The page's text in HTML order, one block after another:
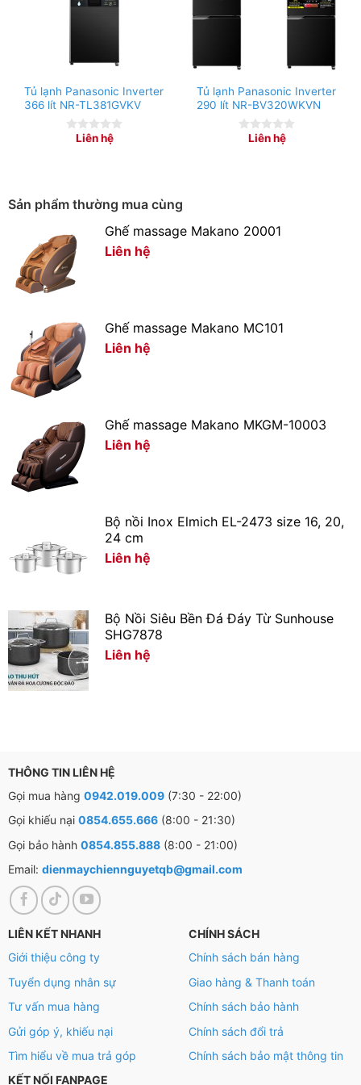
Tiết kiệm điện năng tiêu thụ hiệu quả với công nghệ
Digital Inverter
Tủ lạnh Samsung sử dụng máy nén biến tần Digital
Inverter tự động vận hành, điều chỉnh làm lạnh theo 5
cấp độ. Công nghệ này giúp tủ lạnh tiết kiệm điện năng,
hoạt động êm ái và bộ máy có độ bền cao hơn.
Loại bỏ mùi hôi khó chịu với bộ lọc khử mùi than hoạt
tính
bên trong tủ lạnh, cho không khí lạnh được trong lành.
Nhờ vậy sẽ bảo quản thực phẩm được tươi ngon lâu
Khí lạnh lan tỏa đều nhờ công nghệ làm lạnh vòm
Tủ lạnh Panasonic Inverter
366 lít NR-TL381GVKV
Liên hệ
Tủ lạnh Panasonic Inverter
290 lít NR-BV320WKVN
Liên hệ
Sản phẩm thường mua cùng
Ghế massage Makano 20001
Liên hệ
Ghế massage Makano MC101
Liên hệ
Ghế massage Makano MKGM-10003
Liên hệ
Bộ nồi Inox Elmich EL-2473 size 16, 20,
24 cm
Liên hệ
Bộ Nồi Siêu Bền Đá Đáy Từ Sunhouse
SHG7878
Liên hệ
THÔNG TIN LIÊN HỆ
Gọi mua hàng 0942.019.009 (7:30 - 22:00)
Gọi khiếu nại 0854.655.666 (8:00 - 21:30)
Gọi bảo hành 0854.855.888 (8:00 - 21:00)
Email: dienmaychiennguyetqb@gmail.com
LIÊN KẾT NHANH
Giới thiệu công ty
Tuyển dụng nhân sự
Tư vấn mua hàng
Gửi góp ý, khiếu nại
Tìm hiểu về mua trả góp
CHÍNH SÁCH
Chính sách bán hàng
Giao hàng & Thanh toán
Chính sách bảo hành
Chính sách đổi trả
Chính sách bảo mật thông tin
KẾT NỐI FANPAGE